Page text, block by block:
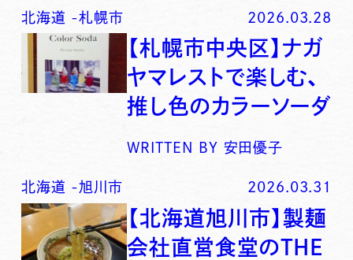
北海道 -札幌市 2026.03.28
【札幌市中央区】ナガ
ヤマレストで楽しむ、
推し色のカラーソーダ
WRITTEN BY 安田優子
北海道 -旭川市 2026.03.31
【北海道旭川市】製麺
会社直営食堂のTHE